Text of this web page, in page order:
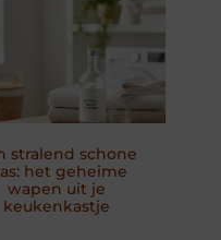
stralend schone
het geheime
wapen uit je
keukenkastje